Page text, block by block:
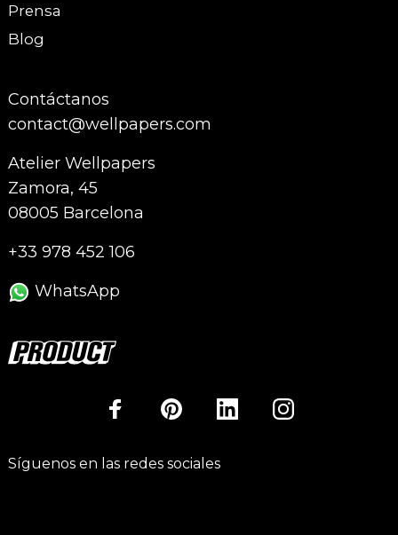
Prensa
Blog
Contáctanos
contact@wellpapers.com
Atelier Wellpapers
Zamora, 45
08005 Barcelona
+33 978 452 106
WhatsApp
Síguenos en las redes sociales